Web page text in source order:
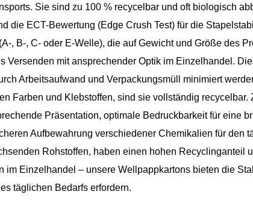
Sie sind zu 100 % recycelbar und oft biologisch
die ECT-Bewertung (Edge Crush Test) für die
, B-, C- oder E-Welle), die auf Gewicht und Größe des
Versenden mit ansprechender Optik im Einzelhandel.
Arbeitsaufwand und Verpackungsmüll minimiert
Farben und Klebstoffen, sind sie vollständig recycelbar.
Präsentation, optimale Bedruckbarkeit für eine
Aufbewahrung verschiedener Chemikalien für den
Rohstoffen, haben einen hohen Recyclinganteil
im Einzelhandel – unsere Wellpappkartons bieten die
täglichen Bedarfs erfordern.